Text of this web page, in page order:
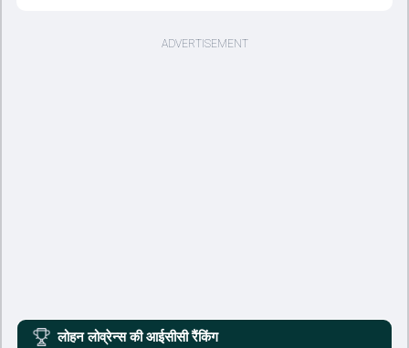
लोहन लोव्रेन्स की आईसीसी रैंकिंग